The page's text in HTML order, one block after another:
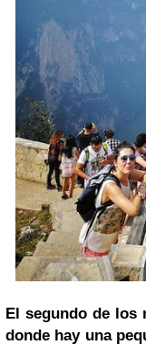
El segundo de los
donde hay una